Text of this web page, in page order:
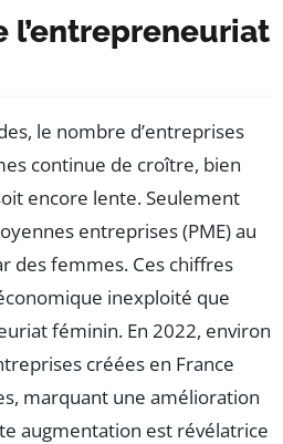
l’entrepreneuriat
le nombre d’entreprises
continue de croître, bien
encore lente. Seulement
entreprises (PME) au
des femmes. Ces chiffres
inexploité que
féminin. En 2022, environ
créées en France
marquant une amélioration
augmentation est révélatrice